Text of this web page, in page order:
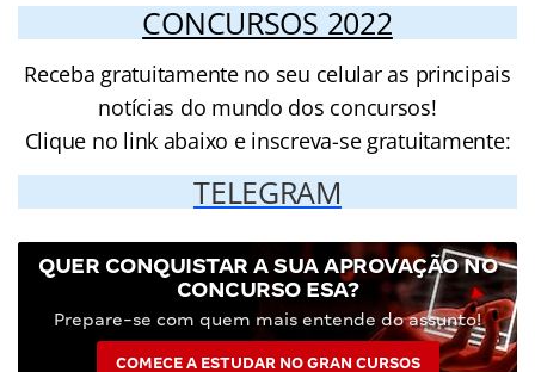
CONCURSOS 2022
Receba gratuitamente no seu celular as principais
notícias do mundo dos concursos!
Clique no link abaixo e inscreva-se gratuitamente:
TELEGRAM
QUER CONQUISTAR A SUA APROVAÇÃO NO
CONCURSO ESA?
Prepare-se com quem mais entende do assunto!
COMECE A ESTUDAR NO GRAN CURSOS